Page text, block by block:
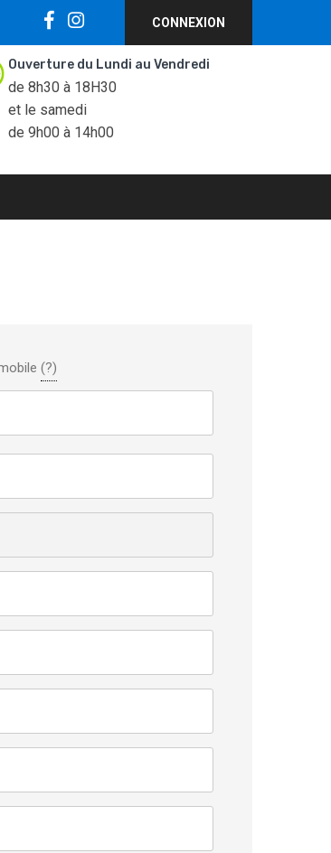
CONNEXION
Ouverture du Lundi au Vendredi
de 8h30 à 18H30
et le samedi
de 9h00 à 14h00
(?)